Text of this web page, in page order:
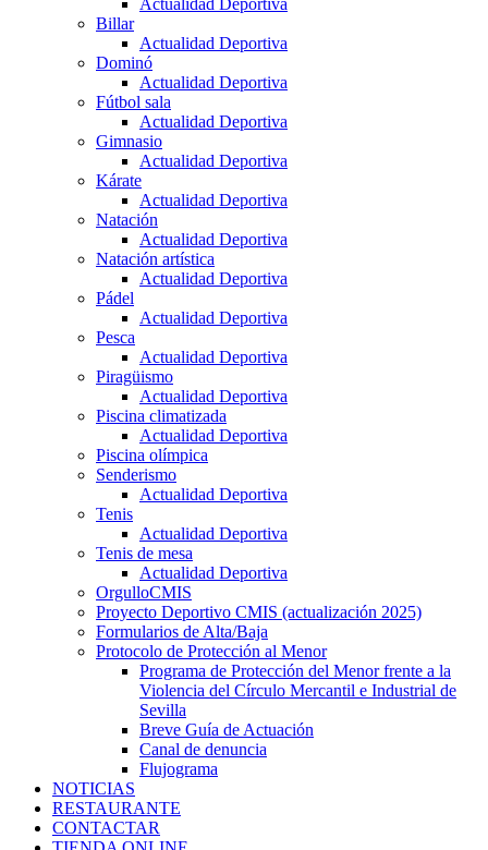
Actualidad Deportiva
Billar
Actualidad Deportiva
Dominó
Actualidad Deportiva
Fútbol sala
Actualidad Deportiva
Gimnasio
Actualidad Deportiva
Kárate
Actualidad Deportiva
Natación
Actualidad Deportiva
Natación artística
Actualidad Deportiva
Pádel
Actualidad Deportiva
Pesca
Actualidad Deportiva
Piragüismo
Actualidad Deportiva
Piscina climatizada
Actualidad Deportiva
Piscina olímpica
Senderismo
Actualidad Deportiva
Tenis
Actualidad Deportiva
Tenis de mesa
Actualidad Deportiva
OrgulloCMIS
Proyecto Deportivo CMIS (actualización 2025)
Formularios de Alta/Baja
Protocolo de Protección al Menor
Programa de Protección del Menor frente a la
Violencia del Círculo Mercantil e Industrial de
Sevilla
Breve Guía de Actuación
Canal de denuncia
Flujograma
NOTICIAS
RESTAURANTE
CONTACTAR